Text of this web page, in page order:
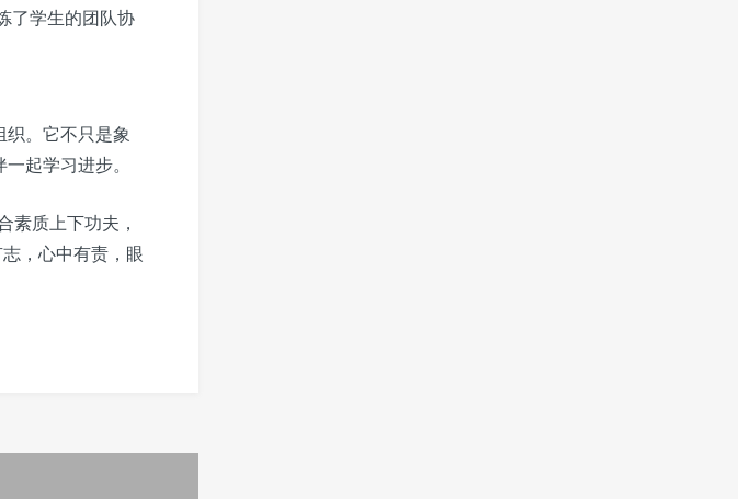
了学生的团队协
。它不只是象
起学习进步。
素质上下功夫，
，心中有责，眼